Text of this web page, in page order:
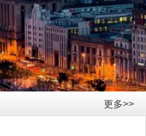
更多>>